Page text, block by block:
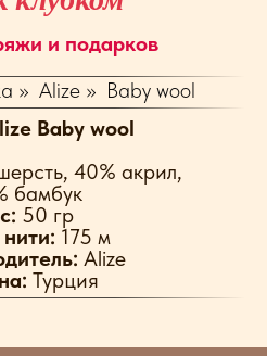
и подарков
» Alize » Baby wool
Baby wool
40% акрил,
бамбук
50 гр
175 м
Alize
Турция